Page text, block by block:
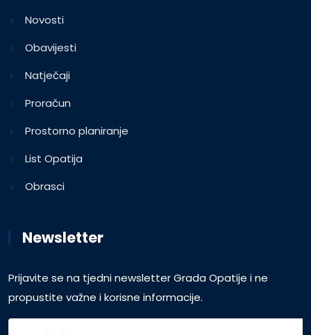
Novosti
Obavijesti
Natječaji
Proračun
Prostorno planiranje
List Opatija
Obrasci
Newsletter
Prijavite se na tjedni newsletter Grada Opatije i ne
propustite važne i korisne informacije.